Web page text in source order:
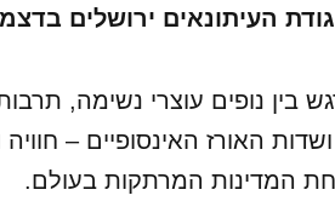
ירושלים בדצמבר
נופים עוצרי נשימה,
האורז האינסופיים – חוויה
המדינות המרתקות בעולם.